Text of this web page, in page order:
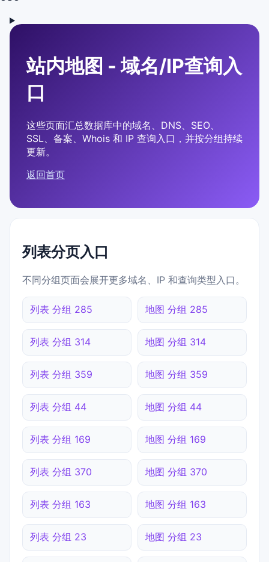
站内地图 - 域名/IP查询入
口
这些页面汇总数据库中的域名、DNS、SEO、
SSL、备案、Whois 和 IP 查询入口，并按分组持续
更新。
返回首页
列表分页入口
不同分组页面会展开更多域名、IP 和查询类型入口。
列表 分组 285 地图 分组 285
列表 分组 314 地图 分组 314
列表 分组 359 地图 分组 359
列表 分组 44 地图 分组 44
列表 分组 169 地图 分组 169
列表 分组 370 地图 分组 370
列表 分组 163 地图 分组 163
列表 分组 23 地图 分组 23